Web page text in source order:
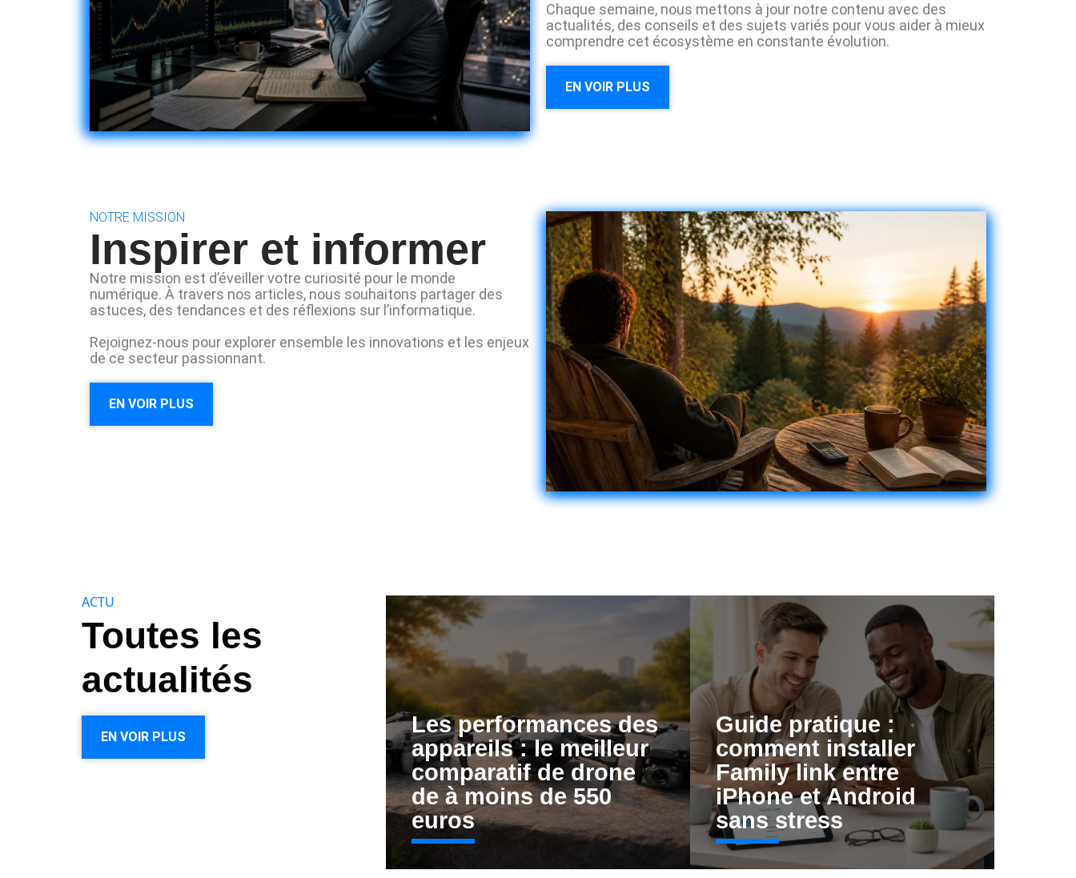
Chaque semaine, nous mettons à jour notre contenu avec des
actualités, des conseils et des sujets variés pour vous aider à mieux
comprendre cet écosystème en constante évolution.
EN VOIR PLUS
NOTRE MISSION
Inspirer et informer
Notre mission est d’éveiller votre curiosité pour le monde
numérique. À travers nos articles, nous souhaitons partager des
astuces, des tendances et des réflexions sur l’informatique.
Rejoignez-nous pour explorer ensemble les innovations et les enjeux
de ce secteur passionnant.
EN VOIR PLUS
ACTU
Toutes les
actualités
EN VOIR PLUS
Les performances des
appareils : le meilleur
comparatif de drone
de à moins de 550
euros
Guide pratique :
comment installer
Family link entre
iPhone et Android
sans stress